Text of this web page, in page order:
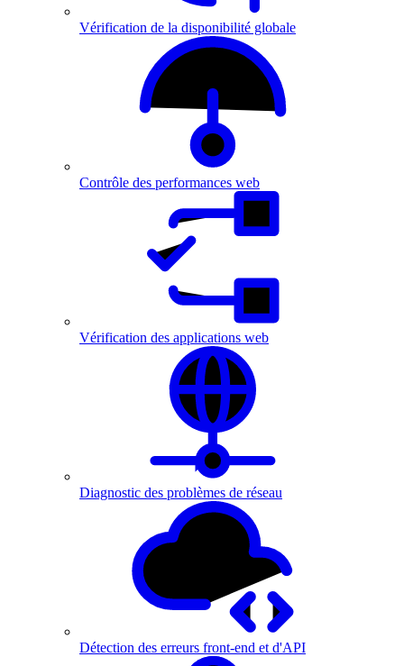
Vérification de la disponibilité globale
Contrôle des performances web
Vérification des applications web
Diagnostic des problèmes de réseau
Détection des erreurs front-end et d'API